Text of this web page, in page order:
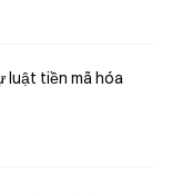
luật tiền mã hóa